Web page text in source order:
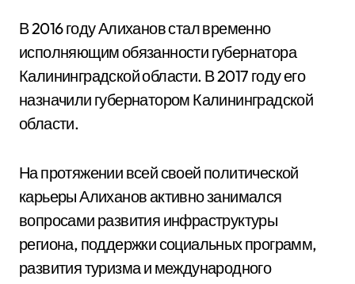
В 2016 году Алиханов стал временно
исполняющим обязанности губернатора
Калининградской области. В 2017 году его
назначили губернатором Калининградской
области.
На протяжении всей своей политической
карьеры Алиханов активно занимался
вопросами развития инфраструктуры
региона, поддержки социальных программ,
развития туризма и международного